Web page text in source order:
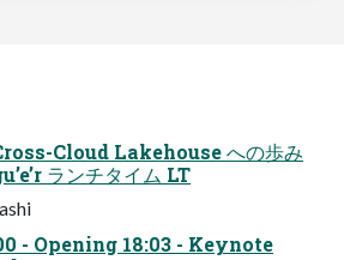
Cloud Lakehouse への歩み
ランチタイム LT
- Opening 18:03 - Keynote